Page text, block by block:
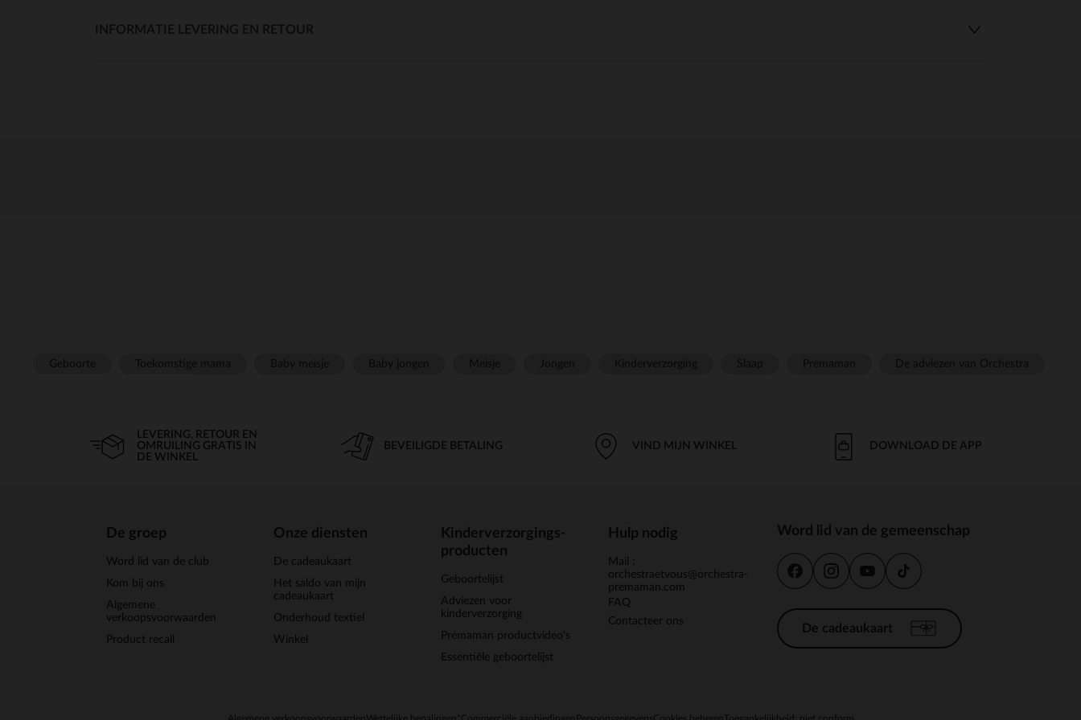
INFORMATIE LEVERING EN RETOUR
LEVERING, RETOUR EN
OMRUILING GRATIS IN
DE WINKEL
BEVEILIGDE BETALING VIND MIJN WINKEL DOWNLOAD DE APP
De groep
Word lid van de club
Kom bij ons
Algemene
verkoopsvoorwaarden
Product recall
Onze diensten
De cadeaukaart
Het saldo van mijn
cadeaukaart
Onderhoud textiel
Winkel
Kinderverzorgings-
producten
Geboortelijst
Adviezen voor
kinderverzorging
Prémaman productvideo's
Essentiële geboortelijst
Hulp nodig
Mail :
orchestraetvous@orchestra-
premaman.com
FAQ
Contacteer ons
Word lid van de gemeenschap
De cadeaukaart